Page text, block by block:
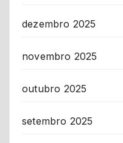
dezembro 2025
novembro 2025
outubro 2025
setembro 2025